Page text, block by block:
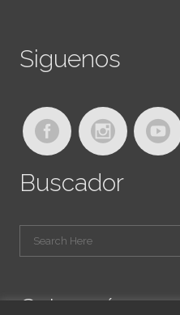
Siguenos
Buscador
Categorías